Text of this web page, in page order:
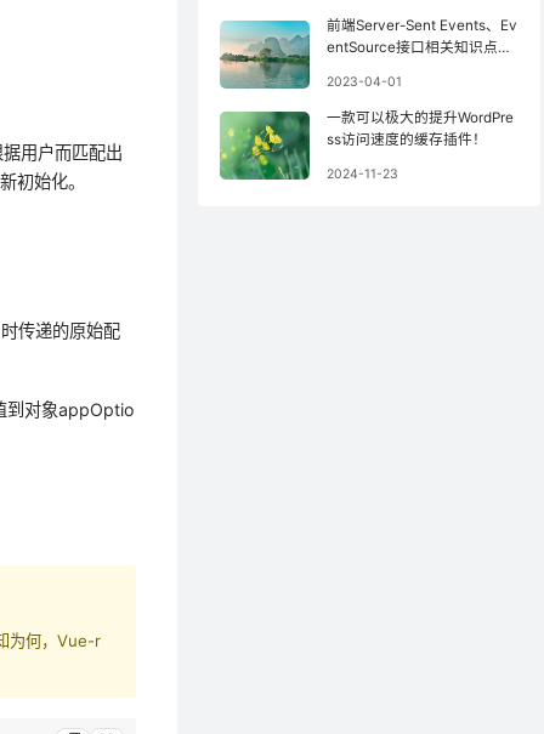
用户而匹配出
初始化。
传递的原始配
到对象appOptio
为何，Vue-r
前端Server-Sent Events、Ev
entSource接口相关知识点总
2023-04-01
一款可以极大的提升WordPre
ss访问速度的缓存插件！
2024-11-23